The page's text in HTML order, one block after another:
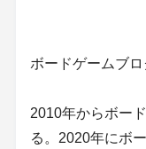
ボードゲームブロ
2010年からボー
る。2020年にボ